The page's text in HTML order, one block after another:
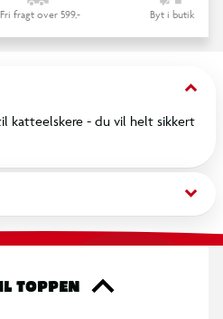
Fri fragt over 599,- Byt i butik
keyboard_arrow_down
katteelskere - du vil helt sikkert
keyboard_arrow_down
TOPPEN